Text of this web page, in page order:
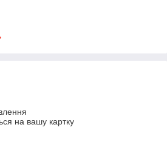
на вашу картку